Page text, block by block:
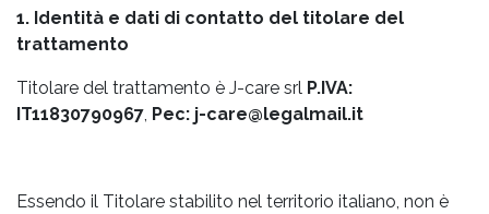
1. Identità e dati di contatto del titolare del
trattamento
Titolare del trattamento è J-care srl P.IVA:
IT11830790967 Pec: j-care@legalmail.it
Essendo il Titolare stabilito nel territorio italiano, non è